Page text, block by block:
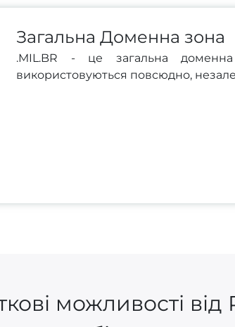
Загальна Доменна зона
.MIL.BR - це загальна
використовуються повсюдно,
можливості